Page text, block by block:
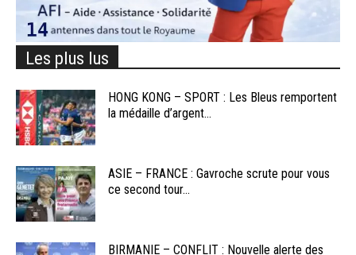
Les plus lus
HONG KONG – SPORT : Les Bleus remportent
la médaille d’argent...
ASIE – FRANCE : Gavroche scrute pour vous
ce second tour...
BIRMANIE – CONFLIT : Nouvelle alerte des